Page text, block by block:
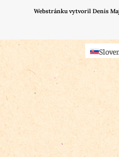
Webstránku vytvoril Denis